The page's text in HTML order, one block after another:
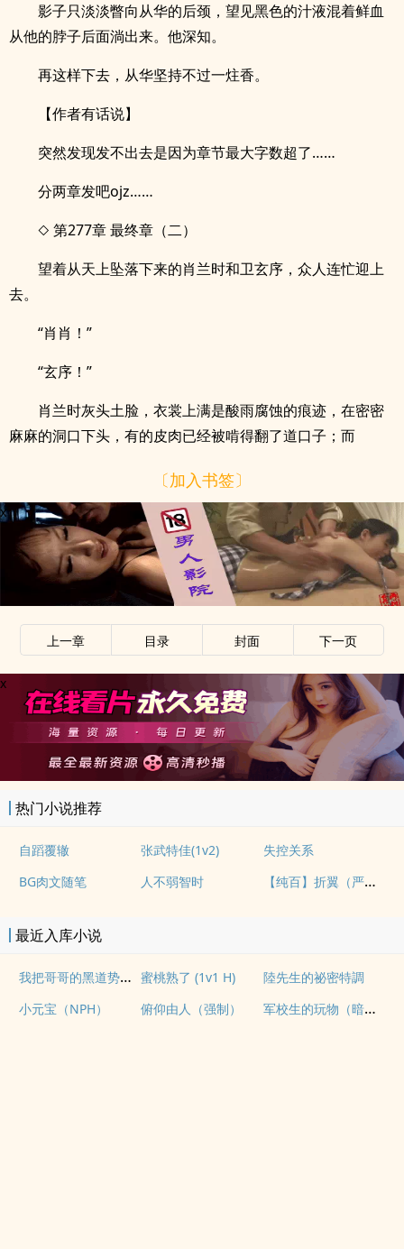
影子只淡淡瞥向从华的后颈，望见黑色的汁液混着鲜血
从他的脖子后面淌出来。他深知。
再这样下去，从华坚持不过一炷香。
【作者有话说】
突然发现发不出去是因为章节最大字数超了……
分两章发吧ojz……
◇ 第277章 最终章（二）
望着从天上坠落下来的肖兰时和卫玄序，众人连忙迎上
去。
“肖肖！”
“玄序！”
肖兰时灰头土脸，衣裳上满是酸雨腐蚀的痕迹，在密密
麻麻的洞口下头，有的皮肉已经被啃得翻了道口子；而
〔加入书签〕
x
上一章 目录 封面 下一页
x
热门小说推荐
自蹈覆辙 张武特佳(1v2)
失控关系
BG肉文随笔
人不弱智时 【纯百】折翼（严厉上司是小鸟）
最近入库小说
我把哥哥的黑道势力睡了（np 含骨科 全免） 蜜桃熟了 (1v1 H)
陸先生的祕密特調
小元宝（NPH）
俯仰由人（强制） 军校生的玩物（暗黑NPH）